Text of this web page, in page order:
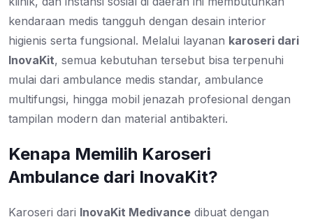
kendaraan medis tangguh dengan desain interior
higienis serta fungsional. Melalui layanan karoseri dari
InovaKit, semua kebutuhan tersebut bisa terpenuhi
mulai dari ambulance medis standar, ambulance
multifungsi, hingga mobil jenazah profesional dengan
tampilan modern dan material antibakteri.
Kenapa Memilih Karoseri
Ambulance dari InovaKit?
Karoseri dari InovaKit Medivance dibuat dengan